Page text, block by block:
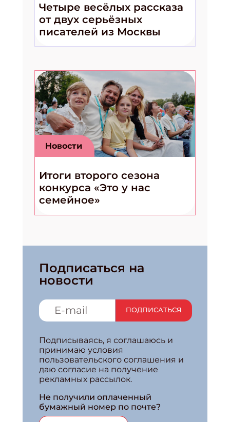
Четыре весёлых рассказа
от двух серьёзных
писателей из Москвы
Новости
Итоги второго сезона
конкурса «Это у нас
семейное»
Подписаться на
новости
ПОДПИСАТЬСЯ
Подписываясь, я соглашаюсь и
принимаю условия
пользовательского соглашения и
даю согласие на получение
рекламных рассылок.
Не получили оплаченный
бумажный номер по почте?